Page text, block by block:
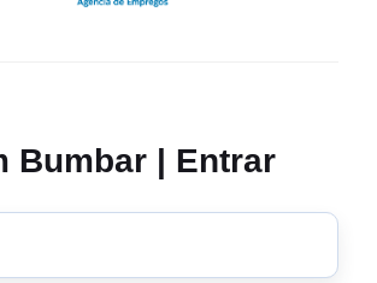
Bumbar | Entrar